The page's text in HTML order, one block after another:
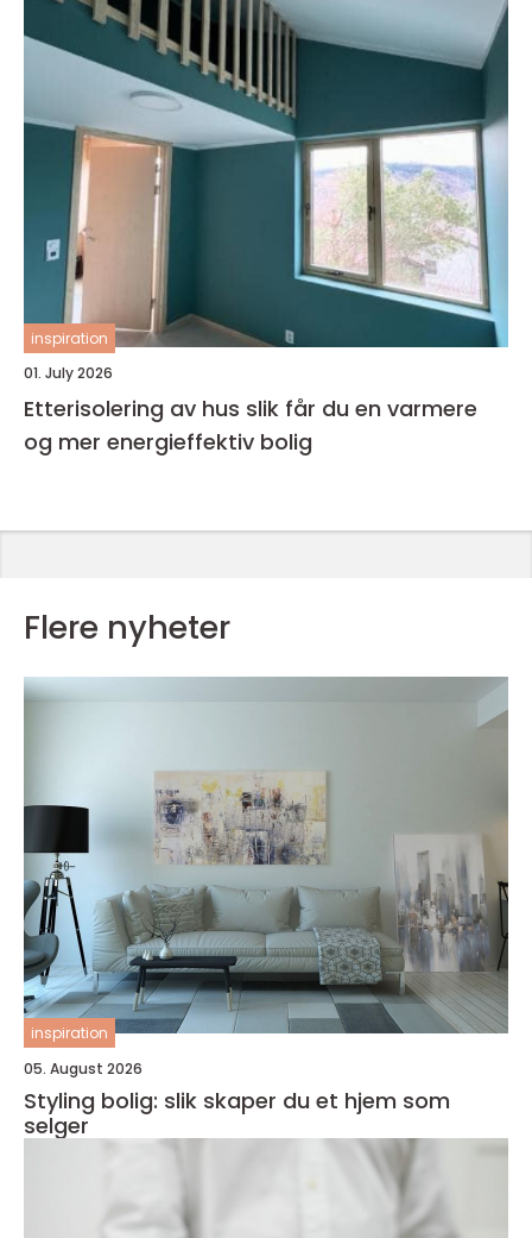
inspiration
01. July 2026
Etterisolering av hus slik får du en varmere
og mer energieffektiv bolig
Flere nyheter
inspiration
05. August 2026
Styling bolig: slik skaper du et hjem som
selger